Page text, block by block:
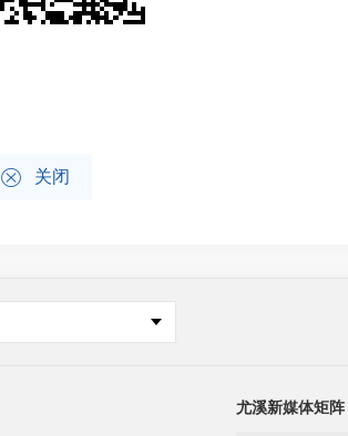
 关闭
尤溪新媒体矩阵